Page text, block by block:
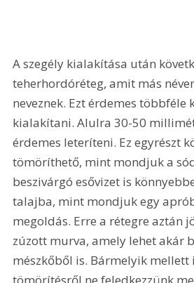
A szegély kialakítása után
teherhordóréteg, amit más
neveznek. Ezt érdemes többféle
kialakítani. Alulra 30-50
érdemes leteríteni. Ez egyrészt
tömöríthető, mint mondjuk a
beszivárgó esővizet is
talajba, mint mondjuk egy
megoldás. Erre a rétegre aztán
zúzott murva, amely lehet akár
mészkőből is. Bármelyik mellett
tömörítésről ne feledkezzünk